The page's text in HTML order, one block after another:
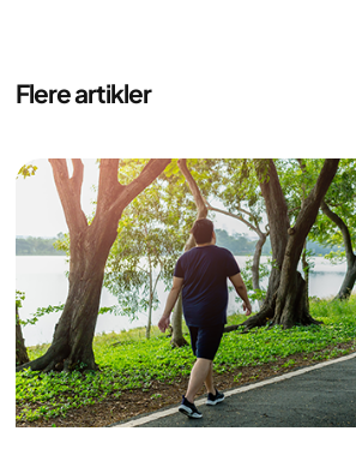
Flere artikler